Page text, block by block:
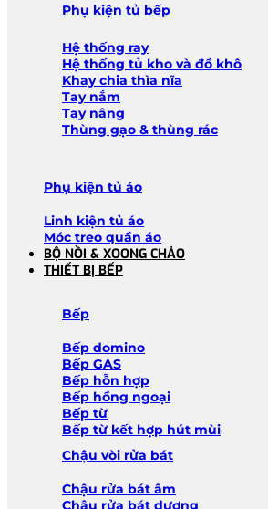
Phụ kiện tủ bếp
Hệ thống ray
Hệ thống tủ kho và đồ khô
Khay chia thìa nĩa
Tay nắm
Tay nâng
Thùng gạo & thùng rác
Phụ kiện tủ áo
Linh kiện tủ áo
Móc treo quần áo
BỘ NỒI & XOONG CHẢO
THIẾT BỊ BẾP
Bếp
Bếp domino
Bếp GAS
Bếp hỗn hợp
Bếp hồng ngoại
Bếp từ
Bếp từ kết hợp hút mùi
Chậu vòi rửa bát
Chậu rửa bát âm
Chậu rửa bát dương